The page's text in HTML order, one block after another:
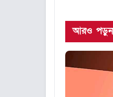
আরও পড়ুন